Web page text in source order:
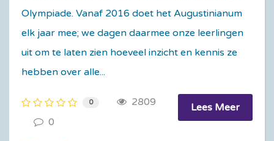
Olympiade. Vanaf 2016 doet het Augustinianum
elk jaar mee; we dagen daarmee onze leerlingen
uit om te laten zien hoeveel inzicht en kennis ze
hebben over alle...
Lees Meer
0
2809
0